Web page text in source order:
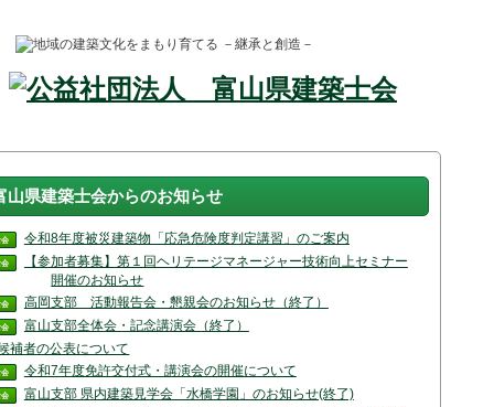
山県建築士会からのお知らせ
会 令和8年度被災建築物「応急危険度判定講習」のご案内
会
【参加者募集】第１回ヘリテージマネージャー技術向上セミナー
開催のお知らせ
会 高岡支部 活動報告会・懇親会のお知らせ（終了）
会
富山支部全体会・記念講演会（終了）
補者の公表について
会 令和7年度免許交付式・講演会の開催について
会 富山支部 県内建築見学会「水橋学園」のお知らせ(終了)